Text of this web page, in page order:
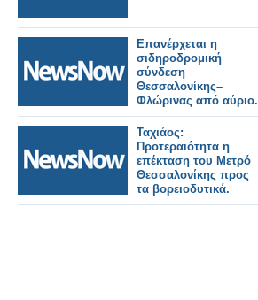
Επανέρχεται η
σιδηροδρομική
σύνδεση
Θεσσαλονίκης–
Φλώρινας από αύριο.
Ταχιάος:
Προτεραιότητα η
επέκταση του Μετρό
Θεσσαλονίκης προς
τα βορειοδυτικά.